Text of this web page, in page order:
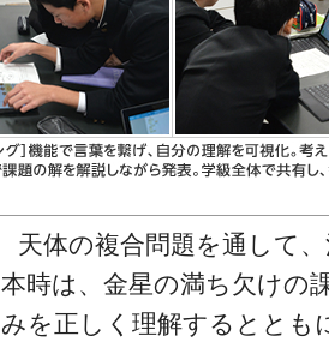
天体の複合問題を通して
本時は、金星の満ち欠けの
みを正しく理解するととも